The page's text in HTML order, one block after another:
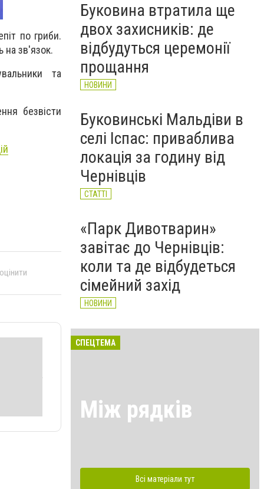
по гриби.
на зв'язок.
та
безвісти
Буковина втратила ще
двох захисників: де
відбудуться церемонії
прощання
НОВИНИ
Буковинські Мальдіви в
селі Іспас: приваблива
локація за годину від
Чернівців
СТАТТІ
«Парк Дивотварин»
завітає до Чернівців:
коли та де відбудеться
сімейний захід
НОВИНИ
СПЕЦТЕМА
Між рядків
Всі матеріали тут